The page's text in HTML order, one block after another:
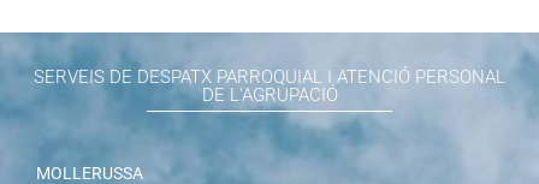
SERVEIS DE DESPATX PARROQUIAL I ATENCIÓ PERSONAL
DE L'AGRUPACIÓ
MOLLERUSSA